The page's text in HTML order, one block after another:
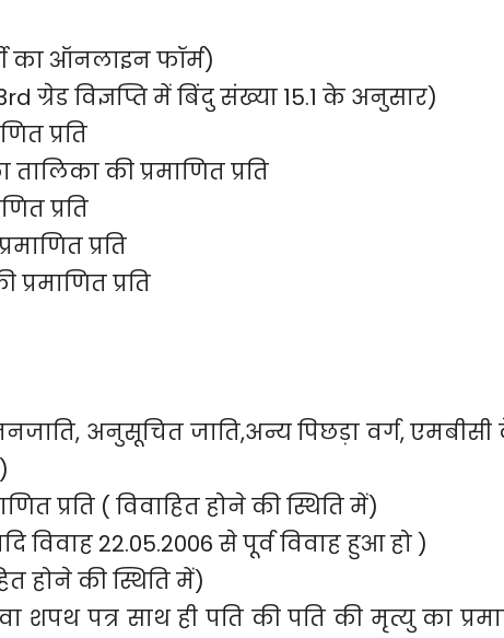
का ऑनलाइन फॉर्म)
ग्रेड विज्ञप्ति में बिंदु संख्या 15.1 के अनुसार)
प्रति
की प्रमाणित प्रति
प्रति
प्रति
प्रति
अनुसूचित जाति,अन्य पिछड़ा वर्ग,
प्रति ( विवाहित होने की स्थिति में)
विवाह 22.05.2006 से पूर्व विवाह हुआ हो )
होने की स्थिति में)
शपथ पत्र साथ ही पति की पति की मृत्यु का